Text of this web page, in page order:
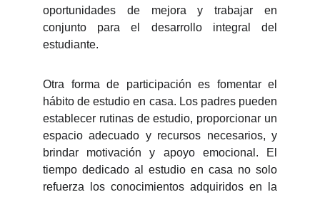
oportunidades de mejora y trabajar en
conjunto para el desarrollo integral del
estudiante.
Otra forma de participación es fomentar el
hábito de estudio en casa. Los padres pueden
establecer rutinas de estudio, proporcionar un
espacio adecuado y recursos necesarios, y
brindar motivación y apoyo emocional. El
tiempo dedicado al estudio en casa no solo
refuerza los conocimientos adquiridos en la